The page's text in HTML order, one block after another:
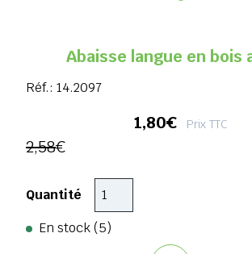
Abaisse langue en bois
Réf.: 14.2097
1,80€ Prix TTC
2,58€
Quantité
En stock (5)